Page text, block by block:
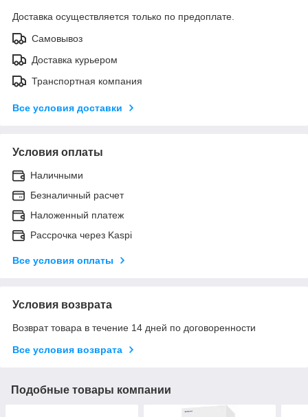
Доставка осуществляется только по предоплате.
Самовывоз
Доставка курьером
Транспортная компания
Все условия доставки
Условия оплаты
Наличными
Безналичный расчет
Наложенный платеж
Рассрочка через Kaspi
Все условия оплаты
Условия возврата
Возврат товара в течение 14 дней по договоренности
Все условия возврата
Подобные товары компании